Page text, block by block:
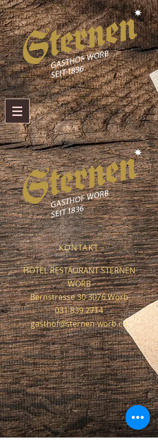
KONTAKT
HOTEL RESTAURANT STERNEN
WORB
Bernstrasse 30 3076 Worb
031 839 2714
gasthof@sternen-worb.ch